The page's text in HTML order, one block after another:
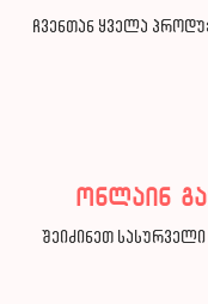
ჩვენთან ყველა
ონლაინ
შეიძინეთ